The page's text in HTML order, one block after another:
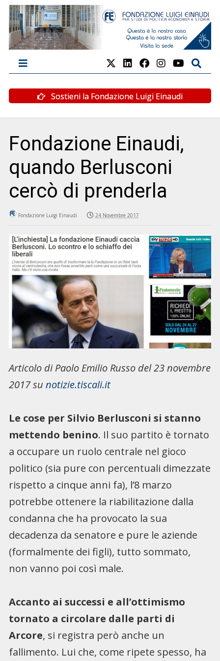
Sostieni la Fondazione Luigi Einaudi
Fondazione Einaudi,
quando Berlusconi
cercò di prenderla
Fondazione Luigi Einaudi 24 Novembre 2017
Articolo diPaolo Emilio Russo del 23 novembre
2017 su notizie.tiscali.it
Le cose per Silvio Berlusconi si stanno
mettendo benino. Il suo partito è tornato
a occupare un ruolo centrale nel gioco
politico (sia pure con percentuali dimezzate
rispetto a cinque anni fa), l’8 marzo
potrebbe ottenere la riabilitazione dalla
condanna che ha provocato la sua
decadenza da senatore e pure le aziende
(formalmente dei figli), tutto sommato,
non vanno poi così male.
Accanto ai successi e all’ottimismo
tornato a circolare dalle parti di
Arcore, si registra però anche un
fallimento. Lui che, come ripete spesso, ha